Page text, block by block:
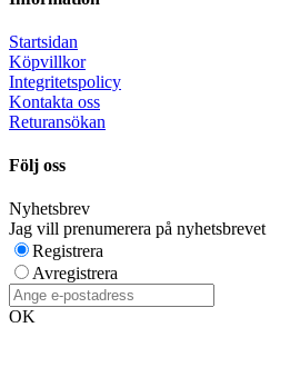
Startsidan
Köpvillkor
Integritetspolicy
Kontakta oss
Returansökan
Följ oss
Nyhetsbrev
Jag vill prenumerera på nyhetsbrevet
Registrera
Avregistrera
OK